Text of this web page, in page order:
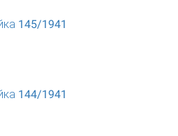
145/1941
144/1941